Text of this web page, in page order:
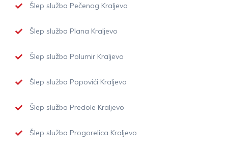
Šlep služba Pečenog Kraljevo
Šlep služba Plana Kraljevo
Šlep služba Polumir Kraljevo
Šlep služba Popovići Kraljevo
Šlep služba Predole Kraljevo
Šlep služba Progorelica Kraljevo